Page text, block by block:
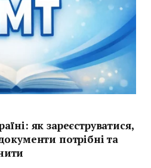
як зареєструватися,
потрібні та